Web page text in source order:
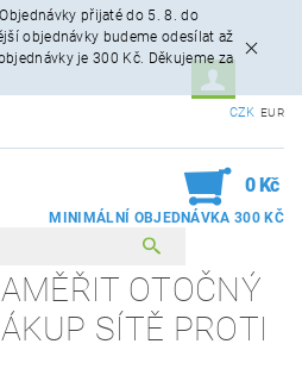
Objednávky přijaté do 5. 8. do
objednávky budeme odesílat až
je 300 Kč. Děkujeme za
CZK EUR
0 Kč
OTOČNÝ
SÍTĚ PROTI